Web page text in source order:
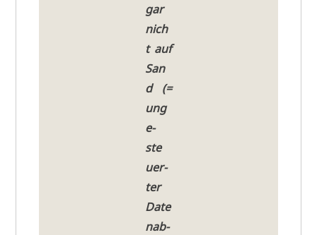
gar
nich
t auf
San
d (=
ung
e­
ste
u­er­
ter
Date
n­ab­